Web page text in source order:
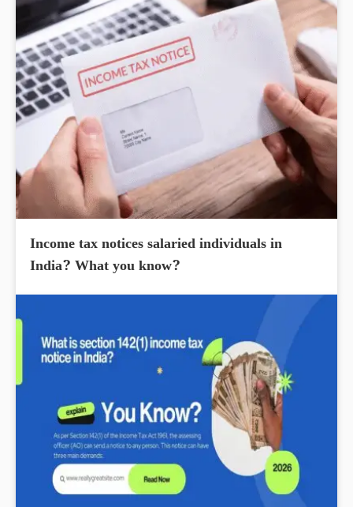
Income tax notices salaried individuals in
India? What you know?